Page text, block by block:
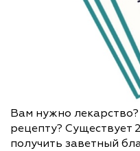
Вам нужно
рецепту? Существует
получить заветный